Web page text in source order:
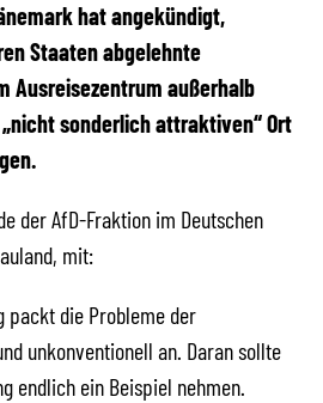
hat angekündigt,
Staaten abgelehnte
Ausreisezentrum außerhalb
sonderlich attraktiven“ Ort
der AfD-Fraktion im Deutschen
mit:
packt die Probleme der
unkonventionell an. Daran sollte
endlich ein Beispiel nehmen.